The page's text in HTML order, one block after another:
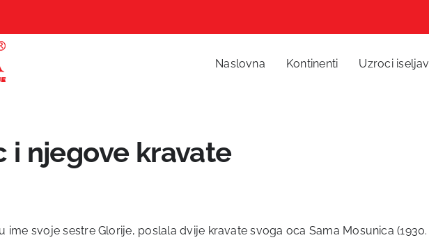
Naslovna Kontinenti Uzroci
i njegove kravate
ime svoje sestre Glorije, poslala dvije kravate svoga oca Sama Mosunica